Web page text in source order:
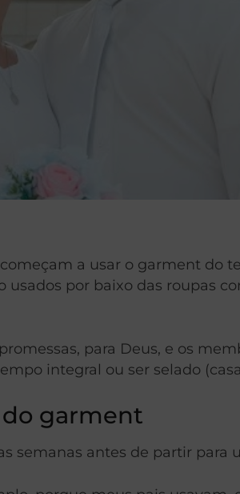
a usar o garment
por baixo das roupas
para Deus, e os
integral ou ser selado
garment
semanas antes de partir para